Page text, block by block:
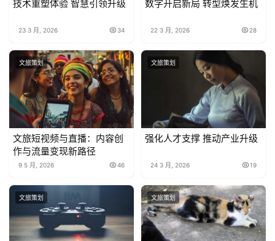
技术重塑体验 智慧引领升级
23 3 月, 2026 34
数字开启新局 转型焕发生机
22 3 月, 2026 28
文旅策划
文旅短视频与直播：内容创
作与流量变现新路径
9 5 月, 2026 46
文旅策划
强化人才支撑 推动产业升级
24 3 月, 2026 19
文旅策划 文旅策划